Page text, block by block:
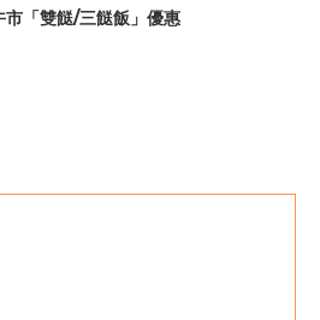
市「雙餸/三餸飯」優惠